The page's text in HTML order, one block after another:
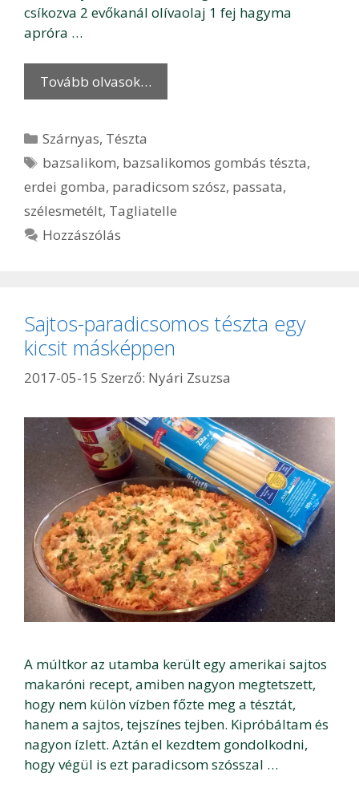
csíkozva 2 evőkanál olívaolaj 1 fej hagyma
apróra …
Tovább olvasok…
Kategória
Szárnyas, Tészta
Címkék
bazsalikom, bazsalikomos gombás tészta,
erdei gomba, paradicsom szósz, passata,
szélesmetélt, Tagliatelle
Hozzászólás
Sajtos-paradicsomos tészta egy
kicsit másképpen
2017-05-15 Szerző: Nyári Zsuzsa
A múltkor az utamba került egy amerikai sajtos
makaróni recept, amiben nagyon megtetszett,
hogy nem külön vízben főzte meg a tésztát,
hanem a sajtos, tejszínes tejben. Kipróbáltam és
nagyon ízlett. Aztán el kezdtem gondolkodni,
hogy végül is ezt paradicsom szósszal …